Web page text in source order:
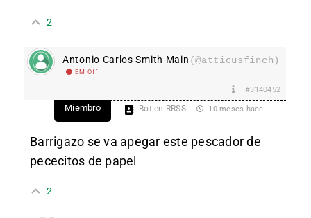
2
Antonio Carlos Smith Main (@atticusfinch)
EM Off
#3140452
Miembro Bot en RRSS 10 meses hace
Barrigazo se va apegar este pescador de
pececitos de papel
2